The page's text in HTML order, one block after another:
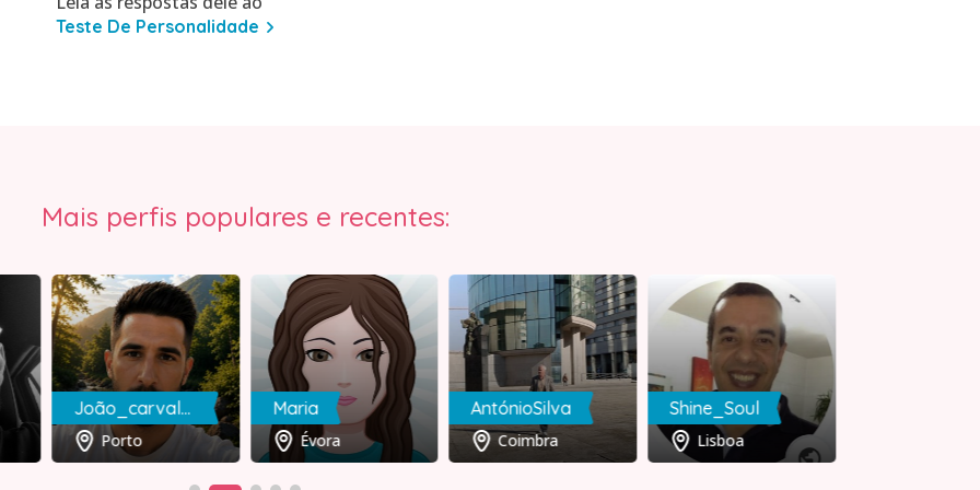
Teste De Personalidade
Mais perfis populares e recentes:
João_carvalho
Porto
Maria
Évora
AntónioSilva
Coimbra
Shine_Soul
Lisboa